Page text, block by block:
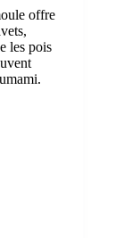
offre
les pois